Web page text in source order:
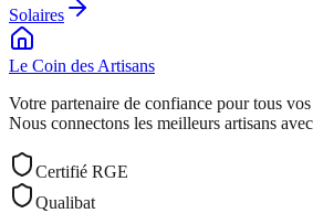
Solaires
Le Coin des Artisans
Votre partenaire de confiance pour tous
Nous connectons les meilleurs artisans
Certifié RGE
Qualibat